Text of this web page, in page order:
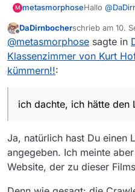
gewisse
auch über
beginnen, und
finden, was
M metasmorphoseHallo @
https://
A/das-
hoffmann/
Offline
DaDirnbocherschrieb am 10.
zuletzt editiert
@metasmorphose sagte in
Klassenzimmer von Kurt
kümmern!!:
ich dachte, ich hätte den
Ja, natürlich hast Du einen
angegeben. Ich meinte
Website, der zu dieser